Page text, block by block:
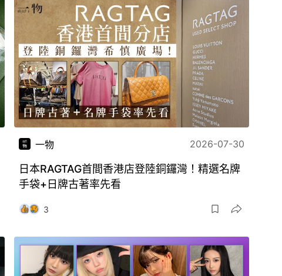
一物 2026-07-30
日本RAGTAG首間香港店登陸銅鑼灣！精選名牌
手袋+日牌古著率先看
3